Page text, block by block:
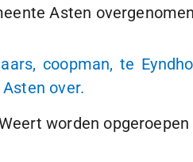
Asten
coopman, te
over.
worden